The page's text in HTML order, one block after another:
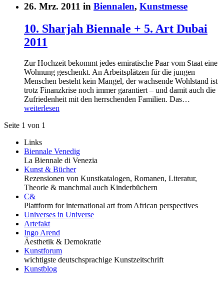
26. Mrz. 2011 in Biennalen, Kunstmesse
10. Sharjah Biennale + 5. Art Dubai
2011
Zur Hochzeit bekommt jedes emiratische Paar vom Staat eine
Wohnung geschenkt. An Arbeitsplätzen für die jungen
Menschen besteht kein Mangel, der wachsende Wohlstand ist
trotz Finanzkrise noch immer garantiert – und damit auch die
Zufriedenheit mit den herrschenden Familien. Das…
weiterlesen
Seite 1 von 1
Links
Biennale Venedig
La Biennale di Venezia
Kunst & Bücher
Rezensionen von Kunstkatalogen, Romanen, Literatur,
Theorie & manchmal auch Kinderbüchern
C&
Plattform for international art from African perspectives
Universes in Universe
Artefakt
Ingo Arend
Äesthetik & Demokratie
Kunstforum
wichtigste deutschsprachige Kunstzeitschrift
Kunstblog